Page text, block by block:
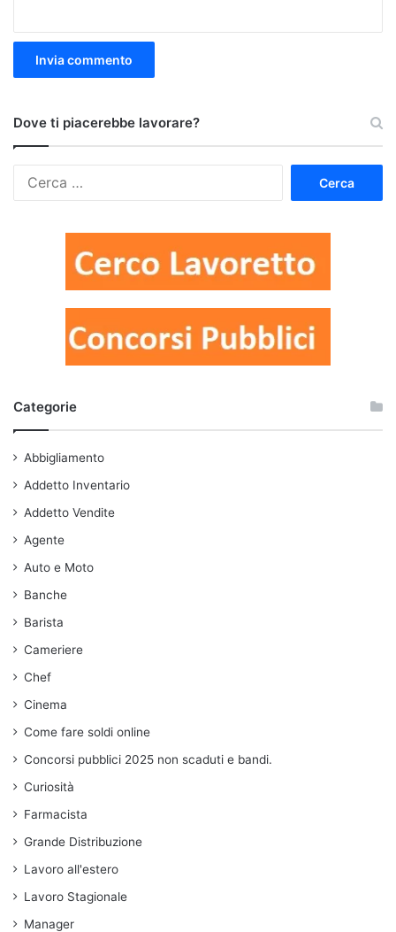
Dove ti piacerebbe lavorare?
Categorie
Abbigliamento
Addetto Inventario
Addetto Vendite
Agente
Auto e Moto
Banche
Barista
Cameriere
Chef
Cinema
Come fare soldi online
Concorsi pubblici 2025 non scaduti e bandi.
Curiosità
Farmacista
Grande Distribuzione
Lavoro all'estero
Lavoro Stagionale
Manager